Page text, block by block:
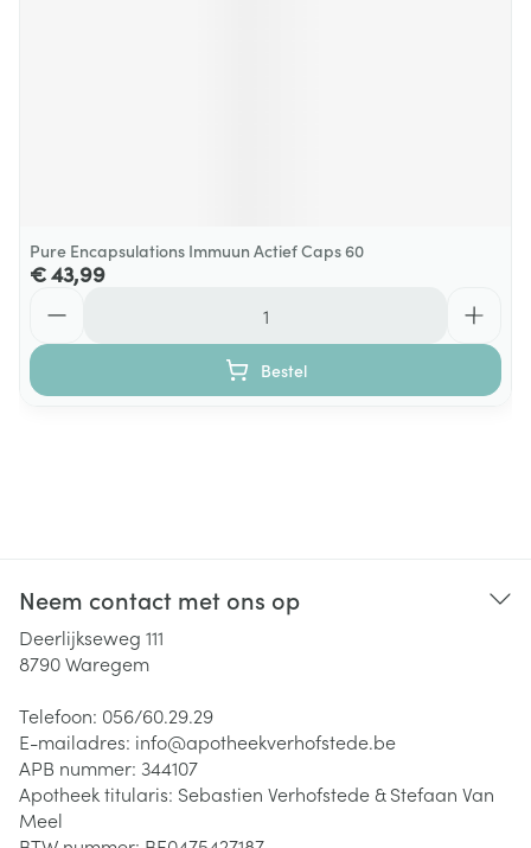
Pure Encapsulations Immuun Actief Caps 60
€ 43,99
Bestel
Neem contact met ons op
Deerlijkseweg 111
8790Waregem
Telefoon: 056/60.29.29
E-mailadres: info@apotheekverhofstede.be
APB nummer: 344107
Apotheek titularis: Sebastien Verhofstede & Stefaan Van
Meel